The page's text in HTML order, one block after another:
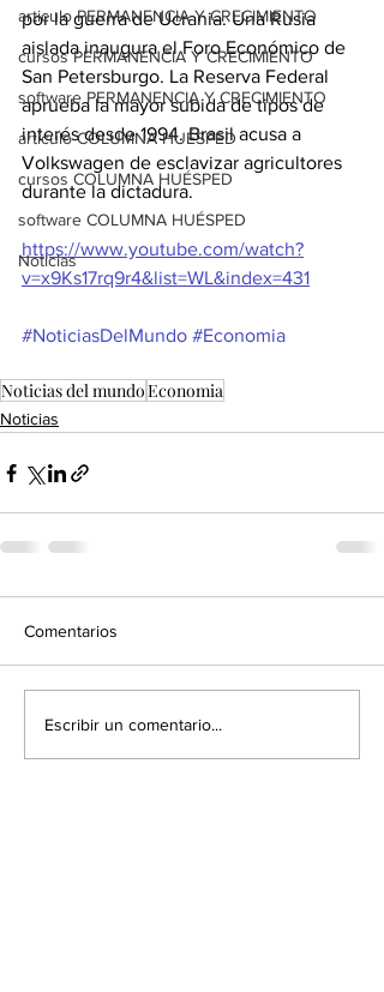
articulo PERMANENCIA Y CRECIMIENTO
cursos PERMANENCIA Y CRECIMIENTO
software PERMANENCIA Y CRECIMIENTO
articulo COLUMNA HUÉSPED
cursos COLUMNA HUÉSPED
software COLUMNA HUÉSPED
Noticias
por la guerra de Ucrania. Una Rusia
aislada inaugura el Foro Económico de
San Petersburgo. La Reserva Federal
aprueba la mayor subida de tipos de
interés desde 1994. Brasil acusa a
Volkswagen de esclavizar agricultores
durante la dictadura.
https://www.youtube.com/watch?
v=x9Ks17rq9r4&list=WL&index=431
#NoticiasDelMundo #Economia
Noticias del mundoEconomia
Noticias
Comentarios
Escribir un comentario...